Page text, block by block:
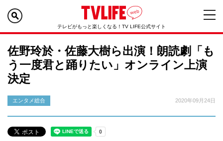
テレビがもっと楽しくなる！TV LIFE公式サイト
佐野玲於・佐藤大樹ら出演！朗読劇「も
う一度君と踊りたい」オンライン上演
決定
エンタメ総合 2020年09月24日